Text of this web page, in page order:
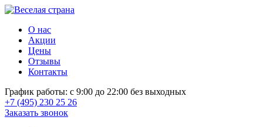
О нас
Акции
Цены
Отзывы
Контакты
График работы: с 9:00 до 22:00 без выходных
+7 (495) 230 25 26
Заказать звонок